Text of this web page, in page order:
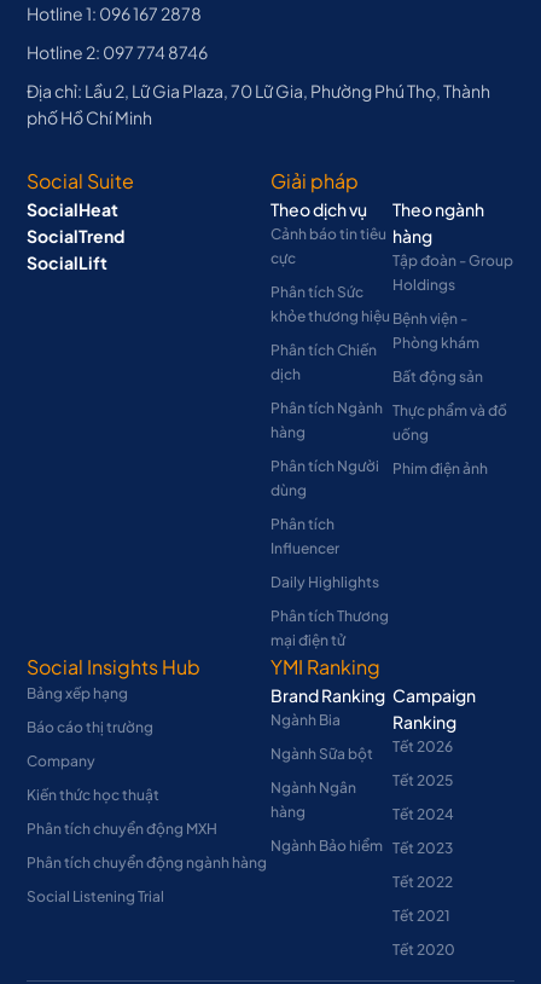
Hotline 1: 096 167 2878
Hotline 2: 097 774 8746
Địa chỉ: Lầu 2, Lữ Gia Plaza, 70 Lữ Gia, Phường Phú Thọ, Thành
phố Hồ Chí Minh
Social Suite
SocialHeat
SocialTrend
SocialLift
Giải pháp
Theo dịch vụ
Cảnh báo tin tiêu
cực
Phân tích Sức
khỏe thương hiệu
Phân tích Chiến
dịch
Phân tích Ngành
hàng
Phân tích Người
dùng
Phân tích
Influencer
Daily Highlights
Phân tích Thương
mại điện tử
Theo ngành
hàng
Tập đoàn - Group
Holdings
Bệnh viện -
Phòng khám
Bất động sản
Thực phẩm và đồ
uống
Phim điện ảnh
Social Insights Hub
Bảng xếp hạng
Báo cáo thị trường
Company
Kiến thức học thuật
Phân tích chuyển động MXH
Phân tích chuyển động ngành hàng
Social Listening Trial
YMI Ranking
Brand Ranking
Ngành Bia
Ngành Sữa bột
Ngành Ngân
hàng
Ngành Bảo hiểm
Campaign
Ranking
Tết 2026
Tết 2025
Tết 2024
Tết 2023
Tết 2022
Tết 2021
Tết 2020